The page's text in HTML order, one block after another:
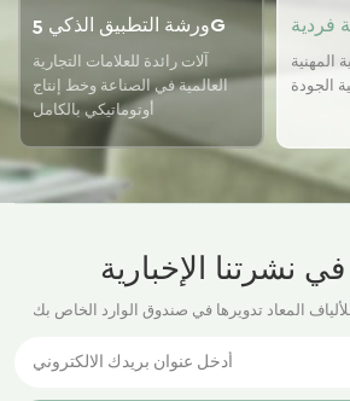
ورشة التطبيق الذكي 5G
آلات رائدة للعلامات التجارية
العالمية في الصناعة وخط إنتاج
أوتوماتيكي بالكامل
فردية
المهنية
الجودة
نشرتنا الإخبارية